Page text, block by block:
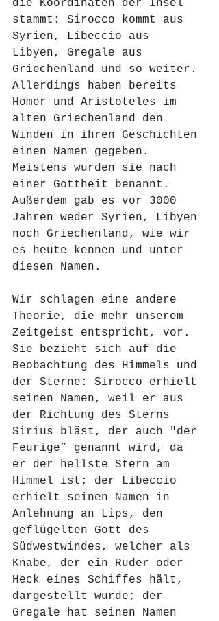
die Koordinaten der Insel
stammt: Sirocco kommt aus
Syrien, Libeccio aus
Libyen, Gregale aus
Griechenland und so weiter.
Allerdings haben bereits
Homer und Aristoteles im
alten Griechenland den
Winden in ihren Geschichten
einen Namen gegeben.
Meistens wurden sie nach
einer Gottheit benannt.
Außerdem gab es vor 3000
Jahren weder Syrien, Libyen
noch Griechenland, wie wir
es heute kennen und unter
diesen Namen.
Wir schlagen eine andere
Theorie, die mehr unserem
Zeitgeist entspricht, vor.
Sie bezieht sich auf die
Beobachtung des Himmels und
der Sterne: Sirocco erhielt
seinen Namen, weil er aus
der Richtung des Sterns
Sirius bläst, der auch "der
Feurige” genannt wird, da
er der hellste Stern am
Himmel ist; der Libeccio
erhielt seinen Namen in
Anlehnung an Lips, den
geflügelten Gott des
Südwestwindes, welcher als
Knabe, der ein Ruder oder
Heck eines Schiffes hält,
dargestellt wurde; der
Gregale hat seinen Namen